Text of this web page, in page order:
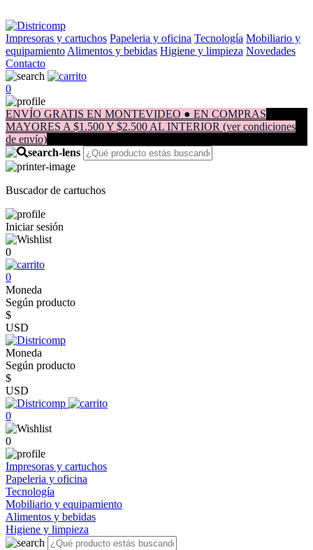
Impresoras y cartuchos Papeleria y oficina Tecnología Mobiliario y
equipamiento Alimentos y bebidas Higiene y limpieza Novedades
Contacto
0
ENVÍO GRATIS EN MONTEVIDEO ● EN COMPRAS
MAYORES A $1.500 Y $2.500 AL INTERIOR (ver condiciones
de envío)
Buscador de cartuchos
Iniciar sesión
0
0
Moneda
Según producto
$
USD
Moneda
Según producto
$
USD
0
0
Impresoras y cartuchos
Papeleria y oficina
Tecnología
Mobiliario y equipamiento
Alimentos y bebidas
Higiene y limpieza